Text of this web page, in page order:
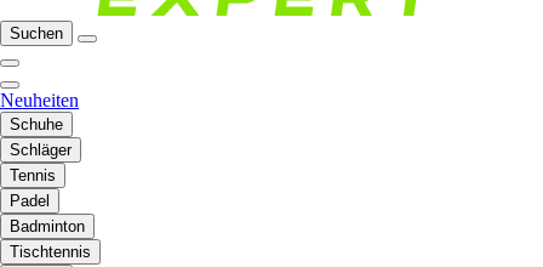
Suchen
Neuheiten
Schuhe
Schläger
Tennis
Padel
Badminton
Tischtennis